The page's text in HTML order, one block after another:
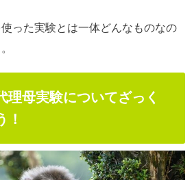
った実験とは一体どんなものなの
理母実験についてざっく
！